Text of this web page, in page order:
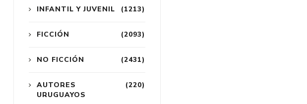
(1213)
INFANTIL Y JUVENIL
(2093)
FICCIÓN
(2431)
NO FICCIÓN
(220)
AUTORES
URUGUAYOS